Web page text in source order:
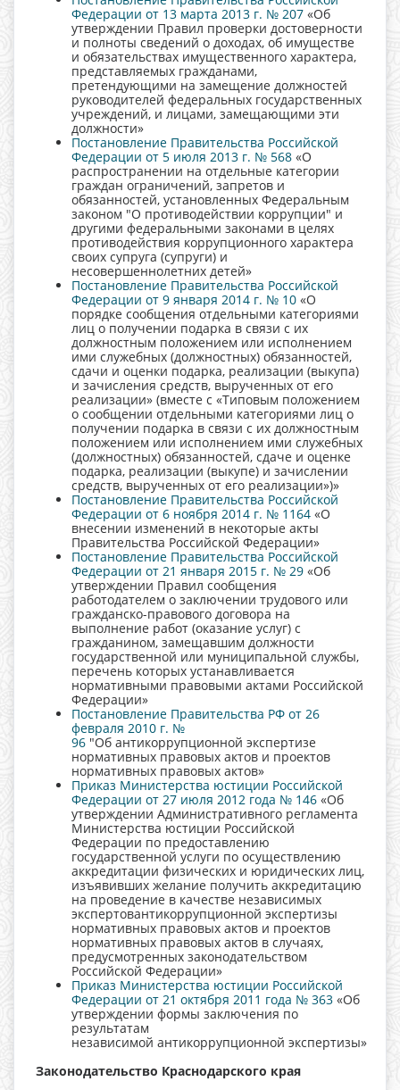
Федерации от 13 марта 2013 г. № 207 «Об
утверждении Правил проверки достоверности
и полноты сведений о доходах, об имуществе
и обязательствах имущественного характера,
представляемых гражданами,
претендующими на замещение должностей
руководителей федеральных государственных
учреждений, и лицами, замещающими эти
должности»
Постановление Правительства Российской
Федерации от 5 июля 2013 г. № 568 «О
распространении на отдельные категории
граждан ограничений, запретов и
обязанностей, установленных Федеральным
законом "О противодействии коррупции" и
другими федеральными законами в целях
противодействия коррупционного характера
своих супруга (супруги) и
несовершеннолетних детей»
Постановление Правительства Российской
Федерации от 9 января 2014 г. № 10 «О
порядке сообщения отдельными категориями
лиц о получении подарка в связи с их
должностным положением или исполнением
ими служебных (должностных) обязанностей,
сдачи и оценки подарка, реализации (выкупа)
и зачисления средств, вырученных от его
реализации» (вместе с «Типовым положением
о сообщении отдельными категориями лиц о
получении подарка в связи с их должностным
положением или исполнением ими служебных
(должностных) обязанностей, сдаче и оценке
подарка, реализации (выкупе) и зачислении
средств, вырученных от его реализации»)»
Постановление Правительства Российской
Федерации от 6 ноября 2014 г. № 1164 «О
внесении изменений в некоторые акты
Правительства Российской Федерации»
Постановление Правительства Российской
Федерации от 21 января 2015 г. № 29 «Об
утверждении Правил сообщения
работодателем о заключении трудового или
гражданско-правового договора на
выполнение работ (оказание услуг) с
гражданином, замещавшим должности
государственной или муниципальной службы,
перечень которых устанавливается
нормативными правовыми актами Российской
Федерации»
Постановление Правительства РФ от 26
февраля 2010 г. №
96 "Об антикоррупционной экспертизе
нормативных правовых актов и проектов
нормативных правовых актов»
Приказ Министерства юстиции Российской
Федерации от 27 июля 2012 года № 146 «Об
утверждении Административного регламента
Министерства юстиции Российской
Федерации по предоставлению
государственной услуги по осуществлению
аккредитации физических и юридических лиц,
изъявивших желание получить аккредитацию
на проведение в качестве независимых
экспертовантикоррупционной экспертизы
нормативных правовых актов и проектов
нормативных правовых актов в случаях,
предусмотренных законодательством
Российской Федерации»
Приказ Министерства юстиции Российской
Федерации от 21 октября 2011 года № 363 «Об
утверждении формы заключения по
результатам
независимой антикоррупционной экспертизы»
Законодательство Краснодарского края